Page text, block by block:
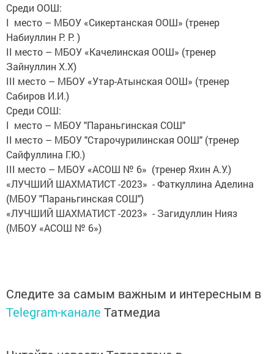
Среди ООШ:
I место – МБОУ «Сикертанская ООШ» (тренер
Набиуллин Р. Р. )
II место – МБОУ «Качелинская ООШ» (тренер
Зайнуллин Х.Х)
III место – МБОУ «Утар-Атынская ООШ» (тренер
Сабиров И.И.)
Среди СОШ:
I место – МБОУ "Параньгинская СОШ"
II место – МБОУ "Старочурилинская ООШ" (тренер
Сайфуллина Г.Ю.)
III место – МБОУ «АСОШ № 6» (тренер Яхин А.У.)
«ЛУЧШИЙ ШАХМАТИСТ -2023» - Фаткуллина Аделина
(МБОУ "Параньгинская СОШ")
«ЛУЧШИЙ ШАХМАТИСТ -2023» - Загидуллин Нияз
(МБОУ «АСОШ № 6»)
Следите за самым важным и интересным в
Telegram-канале Татмедиа